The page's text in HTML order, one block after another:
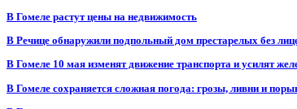
В Гомеле растут цены на недвижимость
В Речице обнаружили подпольный дом престарелых без
В Гомеле 10 мая изменят движение транспорта и усилят
В Гомеле сохраняется сложная погода: грозы, ливни и